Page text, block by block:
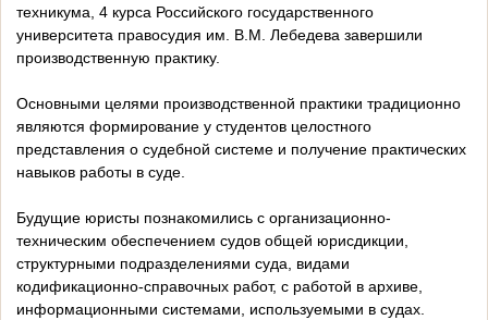
техникума, 4 курса Российского государственного
университета правосудия им. В.М. Лебедева завершили
производственную практику.
Основными целями производственной практики традиционно
являются формирование у студентов целостного
представления о судебной системе и получение практических
навыков работы в суде.
Будущие юристы познакомились с организационно-
техническим обеспечением судов общей юрисдикции,
структурными подразделениями суда, видами
кодификационно-справочных работ, с работой в архиве,
информационными системами, используемыми в судах.